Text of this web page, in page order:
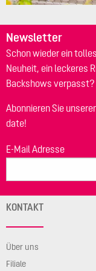
Newsletter
Schon wieder ein
Neuheit, ein leckeres
Backshows verpasst?
Abonnieren Sie
date!
E-Mail Adresse
KONTAKT
Über uns
Filiale